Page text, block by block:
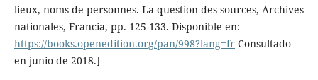
lieux, noms de personnes. La question des sources, Archives
nationales, Francia, pp. 125-133. Disponible en:
https://books.openedition.org/pan/998?lang=frConsultado
en junio de 2018.]